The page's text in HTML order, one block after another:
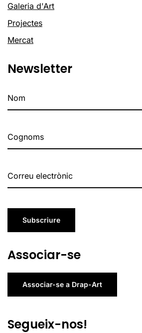
Galeria d'Art
Projectes
Mercat
Newsletter
Subscriure
Associar-se
Associar-se a Drap-Art
Segueix-nos!